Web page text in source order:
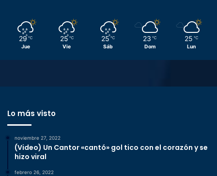
29 ℃
Jue
25 ℃
Vie
25 ℃
Sáb
23 ℃
Dom
25 ℃
Lun
Lo más visto
noviembre 27, 2022
(Video) Un Cantor «cantó» gol tico con el corazón y se
hizo viral
febrero 26, 2022